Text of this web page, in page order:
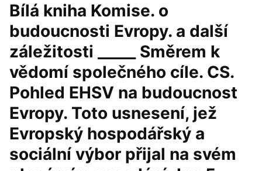
Bílá kniha Komise. o
budoucnosti Evropy. a další
záležitosti _____ Směrem k
vědomí společného cíle. CS.
Pohled EHSV na budoucnost
Evropy. Toto usnesení, jež
Evropský hospodářský a
sociální výbor přijal na svém